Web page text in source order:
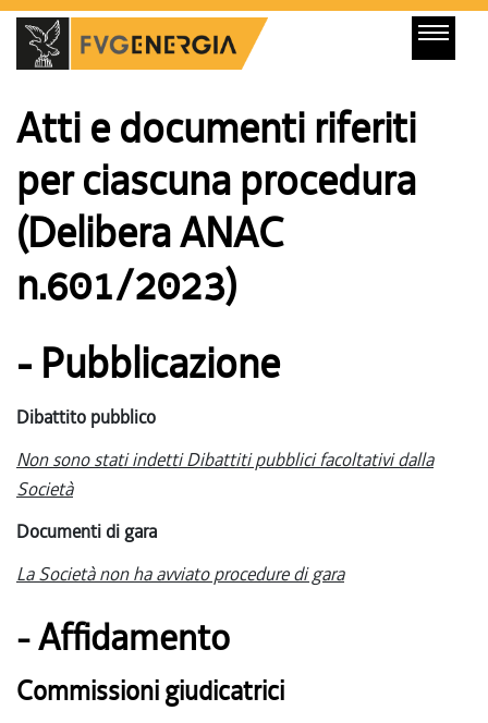
Atti e documenti riferiti
per ciascuna procedura
(Delibera ANAC
n.601/2023)
- Pubblicazione
Dibattito pubblico
Non sono stati indetti Dibattiti pubblici facoltativi dalla
Società
Documenti di gara
La Società non ha avviato procedure di gara
- Affidamento
Commissioni giudicatrici